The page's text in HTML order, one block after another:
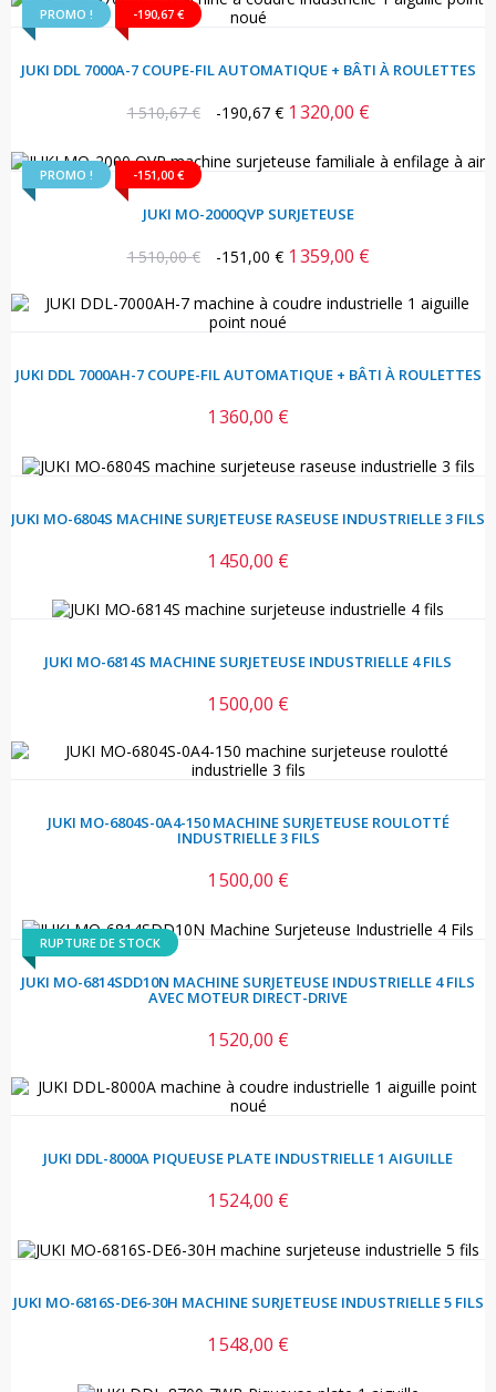
PROMO ! -190,67 €
JUKI DDL 7000A-7 COUPE-FIL AUTOMATIQUE + BÂTI À ROULETTES
Prix
1 510,67 € -190,67 € Prix
1 320,00 €
PROMO ! -151,00 €
JUKI MO-2000QVP SURJETEUSE
Prix
1 510,00 € -151,00 € Prix
1 359,00 €
JUKI DDL 7000AH-7 COUPE-FIL AUTOMATIQUE + BÂTI À ROULETTES
Prix
1 360,00 €
JUKI MO-6804S MACHINE SURJETEUSE RASEUSE INDUSTRIELLE 3 FILS
Prix
1 450,00 €
JUKI MO-6814S MACHINE SURJETEUSE INDUSTRIELLE 4 FILS
Prix
1 500,00 €
JUKI MO-6804S-0A4-150 MACHINE SURJETEUSE ROULOTTÉ
INDUSTRIELLE 3 FILS
Prix
1 500,00 €
RUPTURE DE STOCK
JUKI MO-6814SDD10N MACHINE SURJETEUSE INDUSTRIELLE 4 FILS
AVEC MOTEUR DIRECT-DRIVE
Prix
1 520,00 €
JUKI DDL-8000A PIQUEUSE PLATE INDUSTRIELLE 1 AIGUILLE
Prix
1 524,00 €
JUKI MO-6816S-DE6-30H MACHINE SURJETEUSE INDUSTRIELLE 5 FILS
Prix
1 548,00 €